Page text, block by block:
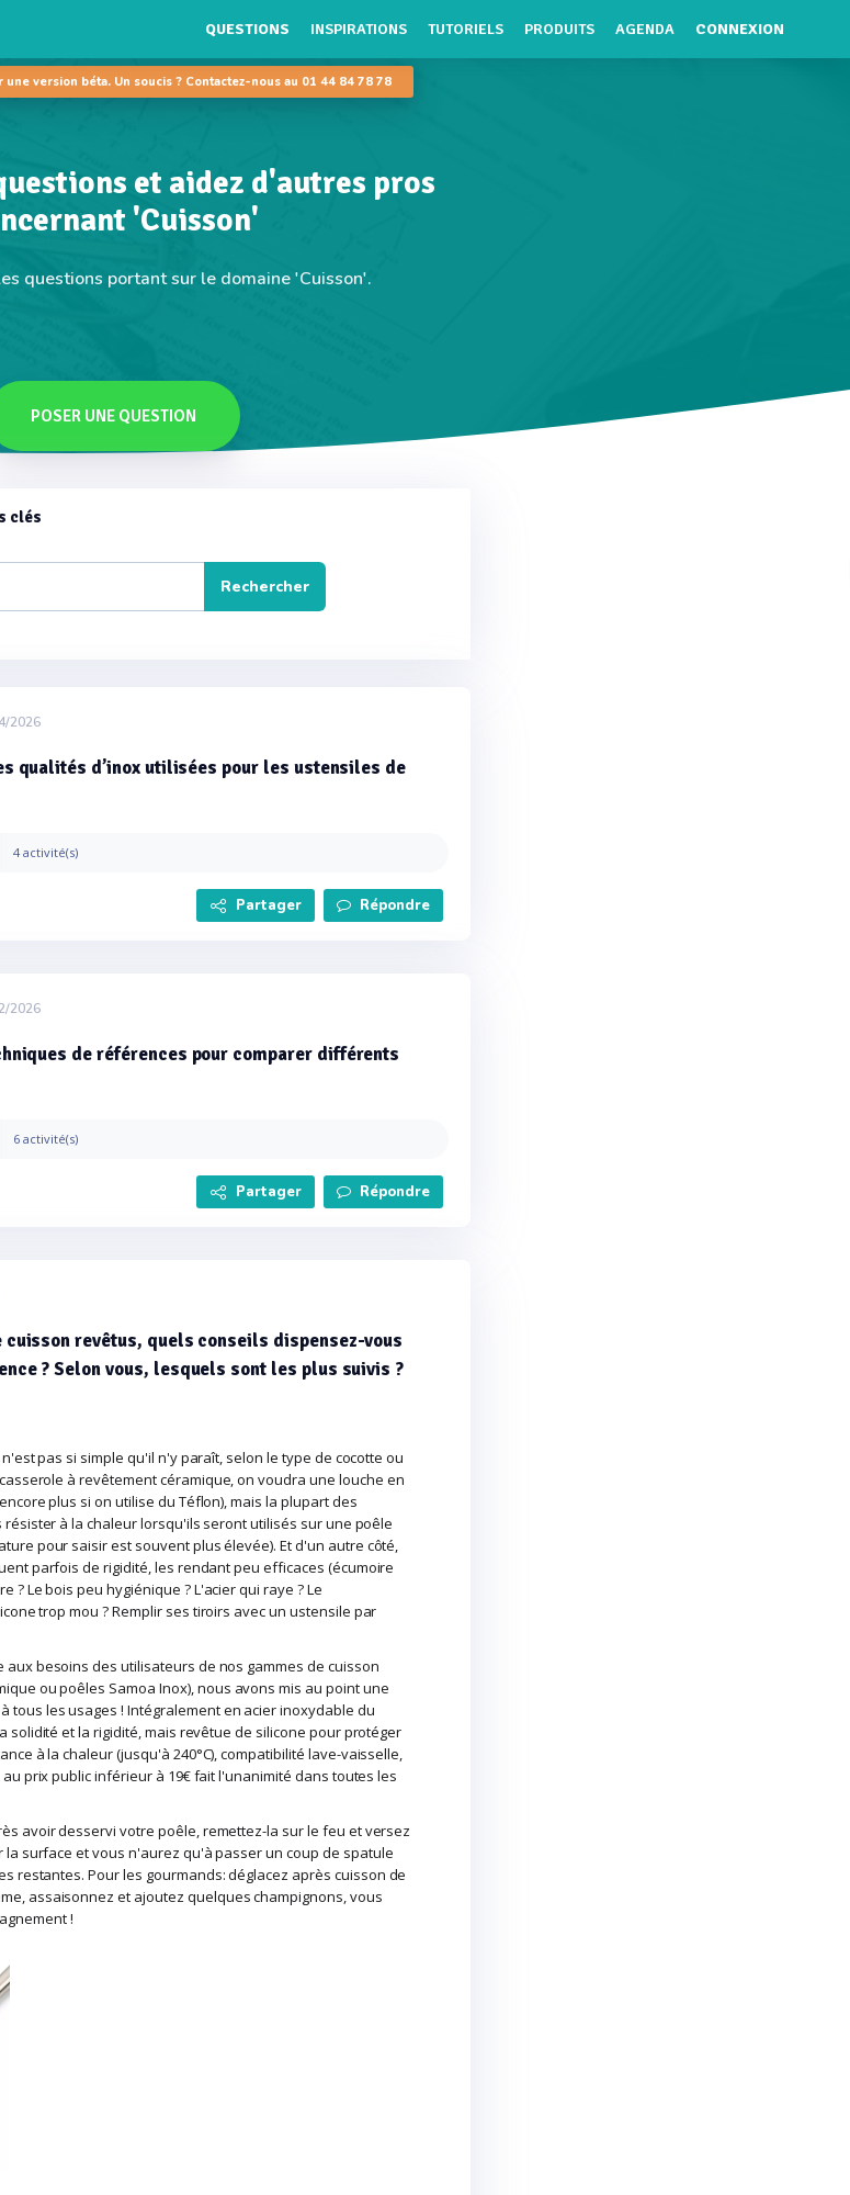
QUESTIONS INSPIRATIONS TUTORIELS PRODUITS AGENDA CONNEXION
une version béta. Un soucis ? Contactez-nous au 01 44 84 78 78
et aidez d'autres pros
'Cuisson'
questions portant sur le domaine 'Cuisson'.
POSER UNE QUESTION
clés
2026
qualités d’inox utilisées pour les ustensiles de
4 activité(s)
Partager Répondre
2026
de références pour comparer différents
6 activité(s)
Partager Répondre
cuisson revêtus, quels conseils dispensez-vous
? Selon vous, lesquels sont les plus suivis ?
pas si simple qu'il n'y paraît, selon le type de cocotte ou
à revêtement céramique, on voudra une louche en
plus si on utilise du Téflon), mais la plupart des
à la chaleur lorsqu'ils seront utilisés sur une poêle
pour saisir est souvent plus élevée). Et d'un autre côté,
parfois de rigidité, les rendant peu efficaces (écumoire
? Le bois peu hygiénique ? L'acier qui raye ? Le
trop mou ? Remplir ses tiroirs avec un ustensile par
aux besoins des utilisateurs de nos gammes de cuisson
ou poêles Samoa Inox), nous avons mis au point une
tous les usages ! Intégralement en acier inoxydable du
solidité et la rigidité, mais revêtue de silicone pour protéger
à la chaleur (jusqu'à 240°C), compatibilité lave-vaisselle,
prix public inférieur à 19€ fait l'unanimité dans toutes les
avoir desservi votre poêle, remettez-la sur le feu et versez
la surface et vous n'aurez qu'à passer un coup de spatule
restantes. Pour les gourmands: déglacez après cuisson de
assaisonnez et ajoutez quelques champignons, vous
!